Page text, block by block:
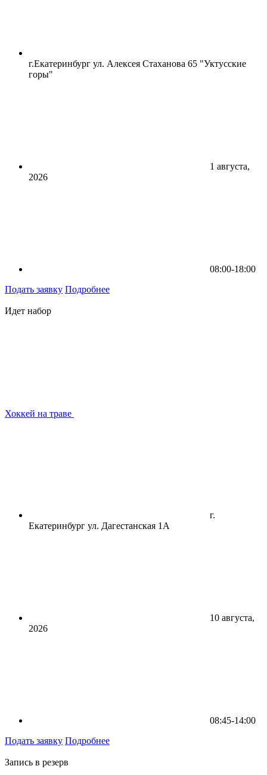
г.Екатеринбург ул. Алексея Стаханова 65 "Уктусские
горы"
1 августа,
2026
08:00-18:00
Подать заявку Подробнее
Идет набор
Хоккей на траве
г.
Екатеринбург ул. Дагестанская 1А
10 августа,
2026
08:45-14:00
Подать заявку Подробнее
Запись в резерв